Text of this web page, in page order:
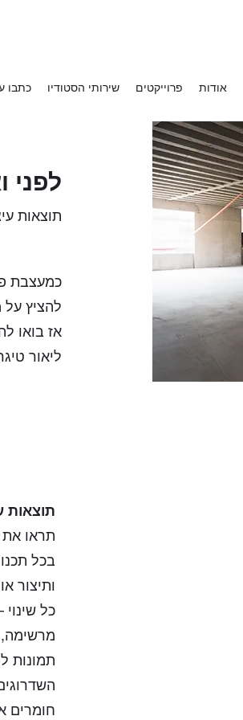
כתבו שירותי הסטודיו פרוייקטים אודות
לפני
תוצאות
כמעצבת
להציץ על
אז בואו
ליאור
תוצאות
תראו את
בכל
ותיצור
כל
תמונות
חומרים